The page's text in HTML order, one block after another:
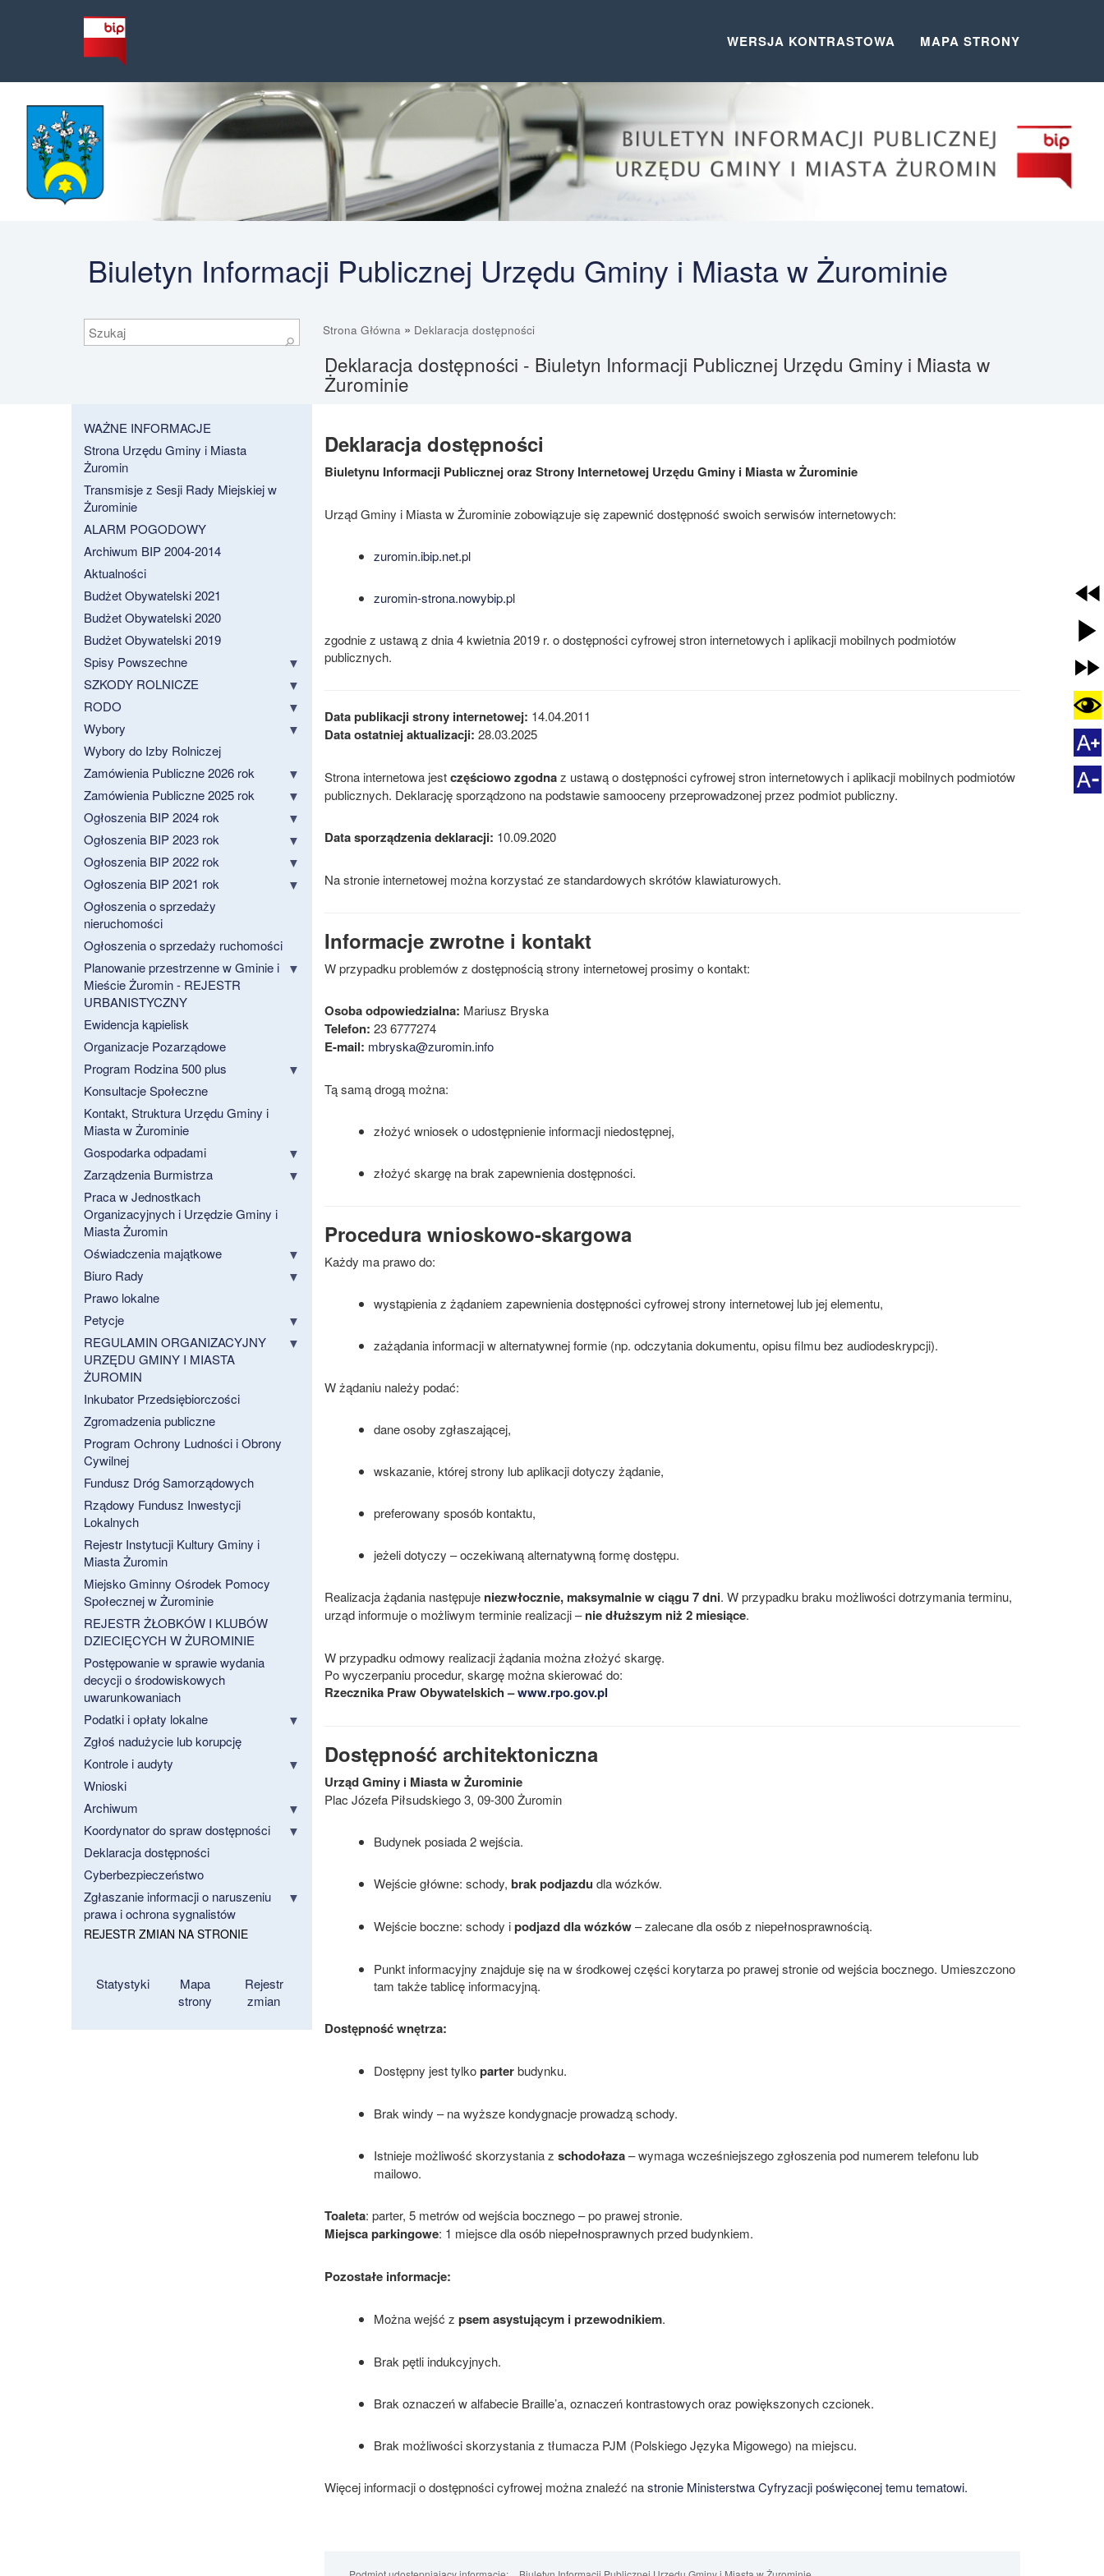
WERSJA KONTRASTOWA MAPA STRONY
Biuletyn Informacji Publicznej Urzędu Gminy i Miasta w Żurominie
Szukaj
⚲
Strona Główna » Deklaracja dostępności
Deklaracja dostępności - Biuletyn Informacji Publicznej Urzędu Gminy i Miasta w
Żurominie
WAŻNE INFORMACJE
Strona Urzędu Gminy i Miasta
Żuromin
Transmisje z Sesji Rady Miejskiej w
Żurominie
ALARM POGODOWY
Archiwum BIP 2004-2014
Aktualności
Budżet Obywatelski 2021
Budżet Obywatelski 2020
Budżet Obywatelski 2019
Spisy Powszechne
SZKODY ROLNICZE
RODO
Wybory
Wybory do Izby Rolniczej
Zamówienia Publiczne 2026 rok
Zamówienia Publiczne 2025 rok
Ogłoszenia BIP 2024 rok
Ogłoszenia BIP 2023 rok
Ogłoszenia BIP 2022 rok
Ogłoszenia BIP 2021 rok
Ogłoszenia o sprzedaży
nieruchomości
Ogłoszenia o sprzedaży ruchomości
Planowanie przestrzenne w Gminie i
Mieście Żuromin - REJESTR
URBANISTYCZNY
Ewidencja kąpielisk
Organizacje Pozarządowe
Program Rodzina 500 plus
Konsultacje Społeczne
Kontakt, Struktura Urzędu Gminy i
Miasta w Żurominie
Gospodarka odpadami
Zarządzenia Burmistrza
Praca w Jednostkach
Organizacyjnych i Urzędzie Gminy i
Miasta Żuromin
Oświadczenia majątkowe
Biuro Rady
Prawo lokalne
Petycje
REGULAMIN ORGANIZACYJNY
URZĘDU GMINY I MIASTA
ŻUROMIN
Inkubator Przedsiębiorczości
Zgromadzenia publiczne
Program Ochrony Ludności i Obrony
Cywilnej
Fundusz Dróg Samorządowych
Rządowy Fundusz Inwestycji
Lokalnych
Rejestr Instytucji Kultury Gminy i
Miasta Żuromin
Miejsko Gminny Ośrodek Pomocy
Społecznej w Żurominie
REJESTR ŻŁOBKÓW I KLUBÓW
DZIECIĘCYCH W ŻUROMINIE
Postępowanie w sprawie wydania
decycji o środowiskowych
uwarunkowaniach
Podatki i opłaty lokalne
Zgłoś nadużycie lub korupcję
Kontrole i audyty
Wnioski
Archiwum
Koordynator do spraw dostępności
Deklaracja dostępności
Cyberbezpieczeństwo
Zgłaszanie informacji o naruszeniu
prawa i ochrona sygnalistów
REJESTR ZMIAN NA STRONIE
Statystyki
Mapa
strony
Rejestr
zmian
Deklaracja dostępności
Biuletynu Informacji Publicznej oraz Strony Internetowej Urzędu Gminy i Miasta w Żurominie
Urząd Gminy i Miasta w Żurominie zobowiązuje się zapewnić dostępność swoich serwisów internetowych:
zuromin.ibip.net.pl
zuromin-strona.nowybip.pl
zgodnie z ustawą z dnia 4 kwietnia 2019 r. o dostępności cyfrowej stron internetowych i aplikacji mobilnych podmiotów
publicznych.
Data publikacji strony internetowej: 14.04.2011
Data ostatniej aktualizacji: 28.03.2025
Strona internetowa jestczęściowo zgodnaz ustawą o dostępności cyfrowej stron internetowych i aplikacji mobilnych podmiotów
publicznych. Deklarację sporządzono na podstawie samooceny przeprowadzonej przez podmiot publiczny.
Data sporządzenia deklaracji: 10.09.2020
Na stronie internetowej można korzystać ze standardowych skrótów klawiaturowych.
Informacje zwrotne i kontakt
W przypadku problemów z dostępnością strony internetowej prosimy o kontakt:
Osoba odpowiedzialna: Mariusz Bryska
Telefon: 23 6777274
E-mail: mbryska@zuromin.info
Tą samą drogą można:
złożyć wniosek o udostępnienie informacji niedostępnej,
złożyć skargę na brak zapewnienia dostępności.
Procedura wnioskowo-skargowa
Każdy ma prawo do:
wystąpienia z żądaniem zapewnienia dostępności cyfrowej strony internetowej lub jej elementu,
zażądania informacji w alternatywnej formie (np. odczytania dokumentu, opisu filmu bez audiodeskrypcji).
W żądaniu należy podać:
dane osoby zgłaszającej,
wskazanie, której strony lub aplikacji dotyczy żądanie,
preferowany sposób kontaktu,
jeżeli dotyczy – oczekiwaną alternatywną formę dostępu.
Realizacja żądania następuje niezwłocznie, maksymalnie w ciągu 7 dni. W przypadku braku możliwości dotrzymania terminu,
urząd informuje o możliwym terminie realizacji –nie dłuższym niż 2 miesiące.
W przypadku odmowy realizacji żądania można złożyć skargę.
Po wyczerpaniu procedur, skargę można skierować do:
Rzecznika Praw Obywatelskich –www.rpo.gov.pl
Dostępność architektoniczna
Urząd Gminy i Miasta w Żurominie
Plac Józefa Piłsudskiego 3, 09-300 Żuromin
Budynek posiada 2 wejścia.
Wejście główne: schody, brak podjazdu dla wózków.
Wejście boczne: schody ipodjazd dla wózków– zalecane dla osób z niepełnosprawnością.
Punkt informacyjny znajduje się na w środkowej części korytarza po prawej stronie od wejścia bocznego. Umieszczono
tam także tablicę informacyjną.
Dostępność wnętrza:
Dostępny jest tylkoparterbudynku.
Brak windy – na wyższe kondygnacje prowadzą schody.
Istnieje możliwość skorzystania z schodołaza– wymaga wcześniejszego zgłoszenia pod numerem telefonu lub
mailowo.
Toaleta: parter, 5 metrów od wejścia bocznego – po prawej stronie.
Miejsca parkingowe: 1 miejsce dla osób niepełnosprawnych przed budynkiem.
Pozostałe informacje:
Można wejść z psem asystującym i przewodnikiem.
Brak pętli indukcyjnych.
Brak oznaczeń w alfabecie Braille’a, oznaczeń kontrastowych oraz powiększonych czcionek.
Brak możliwości skorzystania z tłumacza PJM (Polskiego Języka Migowego) na miejscu.
Więcej informacji o dostępności cyfrowej można znaleźć nastronie Ministerstwa Cyfryzacji poświęconej temu tematowi.